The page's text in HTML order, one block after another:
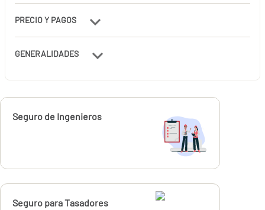
PRECIO Y PAGOS
GENERALIDADES
Calcúlalo ahora
Seguro de Ingenieros
Calcúlalo ahora
Seguro para Tasadores